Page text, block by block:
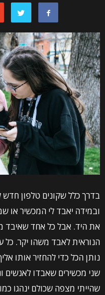
בדרך כלל שקונים טלפון
ובמידה יאבד לי המכשיר או
את היד. אבל כל אחד שאיבד
הנוראית לאבד משהו יקר. כל
נותן הכל כדי להחזיר אותו
שני מכשירים שאבדו לאנשים
שהייתי מצפה שכולם ינהגו